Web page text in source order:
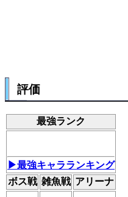
評価
最強ランク
▶最強キャラランキング
ボス戦 雑魚戦 アリーナ